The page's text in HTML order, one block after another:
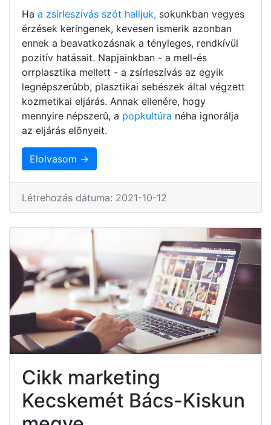
Ha a zsírleszívás szót halljuk, sokunkban vegyes
érzések keringenek, kevesen ismerik azonban
ennek a beavatkozásnak a tényleges, rendkívül
pozitív hatásait. Napjainkban - a mell-és
orrplasztika mellett - a zsírleszívás az egyik
legnépszerûbb, plasztikai sebészek által végzett
kozmetikai eljárás. Annak ellenére, hogy
mennyire népszerû, a popkultúra néha ignorálja
az eljárás elõnyeit.
Elolvasom →
Létrehozás dátuma: 2021-10-12
Cikk marketing
Kecskemét Bács-Kiskun